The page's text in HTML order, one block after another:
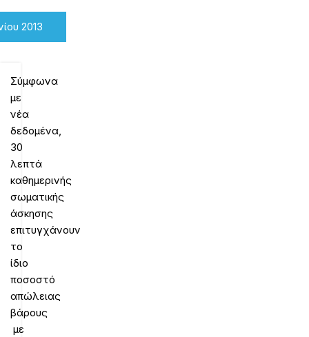
2013
Σύμφωνα
με
νέα
δεδομένα,
30
λεπτά
καθημερινής
σωματικής
άσκησης
επιτυγχάνουν
το
ίδιο
ποσοστό
απώλειας
βάρους
με